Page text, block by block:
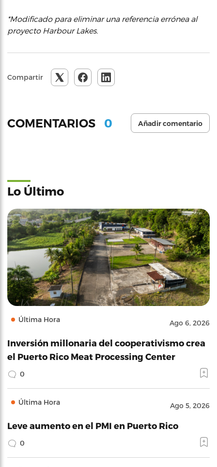
*Modificado para eliminar una referencia errónea al
proyecto Harbour Lakes.
Compartir
COMENTARIOS 0 Añadir comentario
Lo Último
Última Hora Ago 6, 2026
Inversión millonaria del cooperativismo crea
el Puerto Rico Meat Processing Center
0
Última Hora Ago 5, 2026
Leve aumento en el PMI en Puerto Rico
0